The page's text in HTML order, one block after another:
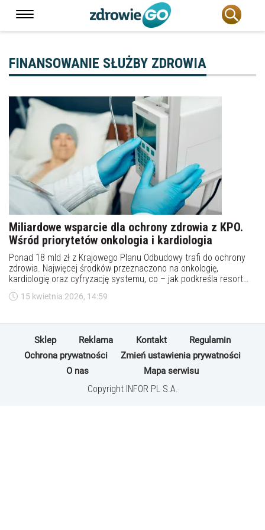
FINANSOWANIE SŁUŻBY ZDROWIA
Miliardowe wsparcie dla ochrony zdrowia z KPO.
Wśród priorytetów onkologia i kardiologia
Ponad 18 mld zł z Krajowego Planu Odbudowy trafi do ochrony
zdrowia. Najwięcej środków przeznaczono na onkologię,
kardiologię oraz cyfryzację systemu, co – jak podkreśla resort
zdrowia – ma poprawić dostępność i jakość leczenia w
najbliższych latach.
15 kwietnia 2026, 14:59
Sklep Reklama Kontakt
Regulamin
Ochrona prywatności
Zmień ustawienia prywatności
O nas
Mapa serwisu
Copyright INFOR PL S.A.